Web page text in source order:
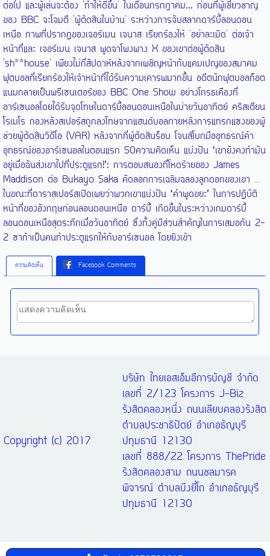
ต่อไป และผู้เล่นจะต้อง 'ทำให้ดีขึ้น' ในเดือนกรกฎาคม... ก่อนที่ผู้เชี่ยวชาญ
ของ BBC จะโจมตี 'ผู้ตัดสินในบ้าน' ระหว่างการจับสลากดาร์บี้ลอนดอน
เหนือ ภาพที่ปรากฏของเจอร์เมน เจนาส เรียกร้องให้ 'อย่าละเมิด' ต่อเจ้า
หน้าที่และ เจอร์เมน เจนาส พูดจาโผงผาง X ของเขาต่อผู้ตัดสิน
'sh**house' เพียงไม่กี่สัปดาห์หลังจากเผชิญหน้ากับแคมเปญของสมาคม
ฟุตบอลที่เรียกร้องให้เจ้าหน้าที่ได้รับความเคารพมากขึ้น อดีตนักฟุตบอลท็อต
แนมกลายเป็นพรีเซนเตอร์ของ BBC One Show อย่างโกรธเคืองที่
อาร์เซนอลโดยได้รับจุดโทษในดาร์บี้ลอนดอนเหนือในบ่ายวันอาทิตย์ คริสเตียน
โรเมโร กองหลังสเปอร์สถูกลงโทษจากแฮนด์บอลภายหลังการแทรกแซงของผู้
ช่วยผู้ตัดสินวิดีโอ (VAR) หลังจากที่ผู้ตัดสินร็อบ โจนส์โบกมืออุทธรณ์คำ
อุทธรณ์ของอาร์เซนอลในตอนแรก 50ความคิดเห็น แบ่งปัน ‘เขายังคงทำมัน
อยู่เมื่อฉันส่งเขาไปที่ประตูแรก!’: การตอบสนองที่โหดร้ายของ James
Maddison ต่อ Bukayo Saka คัดลอกการเฉลิมฉลองลูกดอกของเขา …
ในขณะที่ดาราสเปอร์สเปิดเผยว่าพวกเขาแบ่งปัน ‘คำพูดขยะ’ ในการปฏิบัติ
หน้าที่ของอังกฤษก่อนลอนดอนเหนือ ดาร์บี้ เกิดขึ้นในระหว่างเกมดาร์บี้
ลอนดอนเหนือสุดระทึกเมื่อวันอาทิตย์ ซึ่งทั้งคู่มีส่วนสำคัญในการเสมอกัน 2-
2 ซาก้าเป็นคนทำประตูแรกให้กับอาร์เซนอล โดยยิงเข้า
ความคิดเห็น Facebook Comments
Copyright (c) 2017
บริษัท ไทยเอสเอ็มอีการบัญชี จำกัด
เลขที่ 2/123 โครงการ J-Biz
รังสิตคลองหนึ่ง ถนนเลียบคลองรังสิต
ตำบลประชาธิปัตย์ อำเภอธัญบุรี
ปทุมธานี 12130
เลขที่ 888/22 โครงการ ThePride
รังสิตคลองสาม ถนนชลมารค
พิจารณ์ ตำบลบึงยี่โถ อำเภอธัญบุรี
ปทุมธานี 12130